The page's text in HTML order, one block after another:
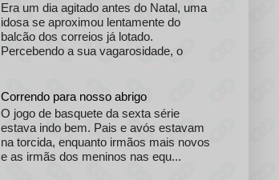
Era um dia agitado antes do Natal, uma
idosa se aproximou lentamente do
balcão dos correios já lotado.
Percebendo a sua vagarosidade, o
Correndo para nosso abrigo
O jogo de basquete da sexta série
estava indo bem. Pais e avós estavam
na torcida, enquanto irmãos mais novos
e as irmãs dos meninos nas equ...